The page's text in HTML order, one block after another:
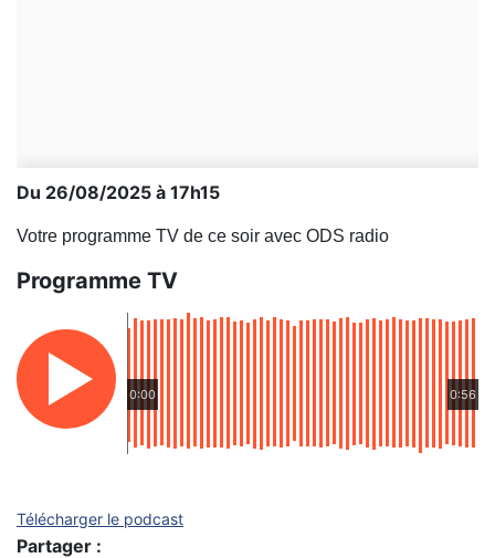
Du 26/08/2025 à 17h15
Votre programme TV de ce soir avec ODS radio
Programme TV
0:00 0:56
Télécharger le podcast
Partager :